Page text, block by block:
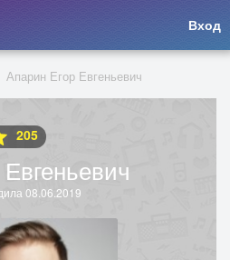
Вход
Апарин Егор Евгеньевич
205
08.06.2019